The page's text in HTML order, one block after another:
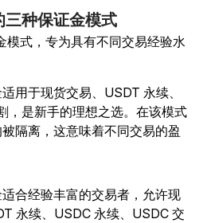
种保证金模式
模式，专为具有不同交易经验水
用于现货交易、USDT 永续、
，是新手的理想之选。在该模式
隔离，这意味着不同交易的盈
适合经验丰富的交易者，允许现
永续、USDC 永续、USDC 交